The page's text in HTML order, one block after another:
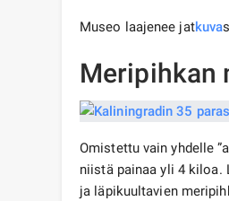
Museo laajenee jatkuva
Meripihkan
Omistettu vain yhdelle
niistä painaa yli 4 kiloa.
ja läpikuultavien